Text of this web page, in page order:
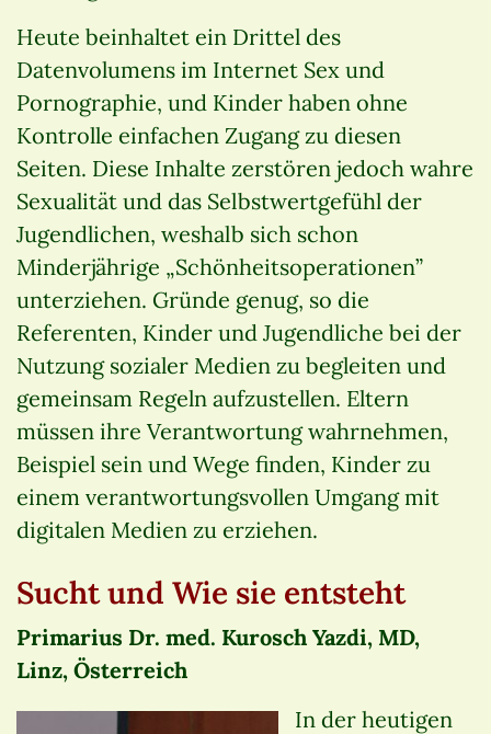
Heute beinhaltet ein Drittel des
Datenvolumens im Internet Sex und
Pornographie, und Kinder haben ohne
Kontrolle einfachen Zugang zu diesen
Seiten. Diese Inhalte zerstören jedoch wahre
Sexualität und das Selbstwertgefühl der
Jugendlichen, weshalb sich schon
Minderjährige „Schönheitsoperationen”
unterziehen. Gründe genug, so die
Referenten, Kinder und Jugendliche bei der
Nutzung sozialer Medien zu begleiten und
gemeinsam Regeln aufzustellen. Eltern
müssen ihre Verantwortung wahrnehmen,
Beispiel sein und Wege finden, Kinder zu
einem verantwortungsvollen Umgang mit
digitalen Medien zu erziehen.
Sucht und Wie sie entsteht
Primarius Dr. med. Kurosch Yazdi, MD,
Linz, Österreich
In der heutigen